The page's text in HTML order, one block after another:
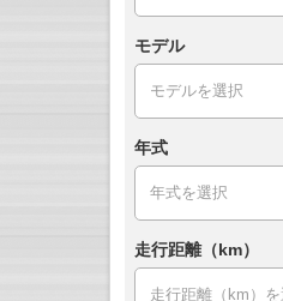
モデル
年式
走行距離（km）